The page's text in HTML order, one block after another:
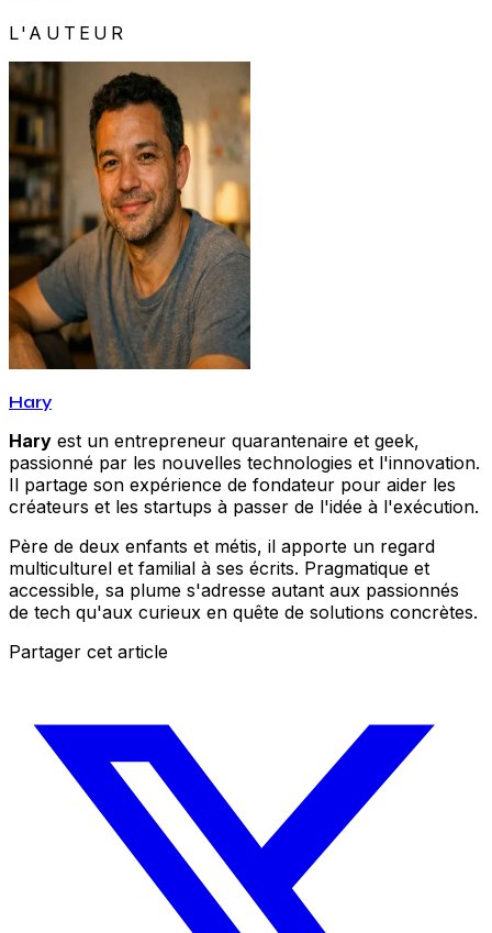
L'AUTEUR
Hary
Hary est un entrepreneur quarantenaire et geek,
passionné par les nouvelles technologies et l'innovation.
Il partage son expérience de fondateur pour aider les
créateurs et les startups à passer de l'idée à l'exécution.
Père de deux enfants et métis, il apporte un regard
multiculturel et familial à ses écrits. Pragmatique et
accessible, sa plume s'adresse autant aux passionnés
de tech qu'aux curieux en quête de solutions concrètes.
Partager cet article